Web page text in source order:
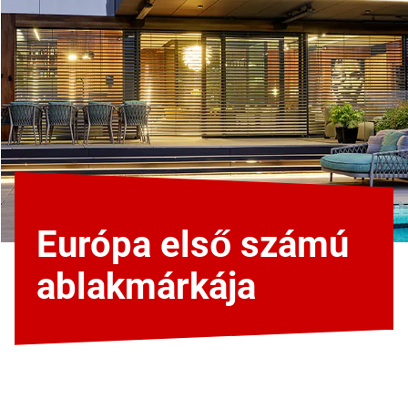
Európa első számú
ablakmárkája